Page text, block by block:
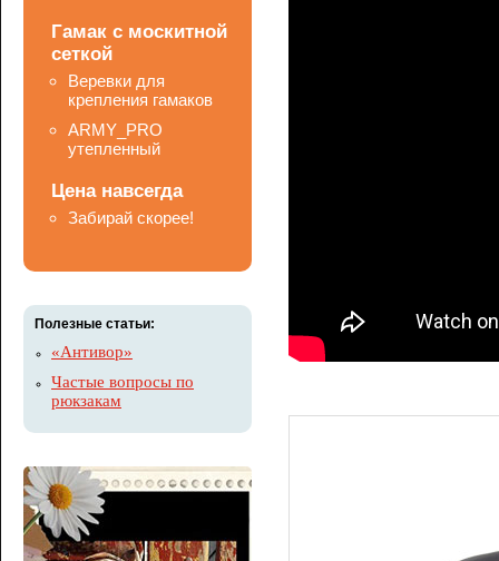
Гамак с москитной
сеткой
Веревки для
крепления гамаков
ARMY_PRO
утепленный
Цена навсегда
Забирай скорее!
Полезные статьи:
«Антивор»
Частые вопросы по
рюкзакам